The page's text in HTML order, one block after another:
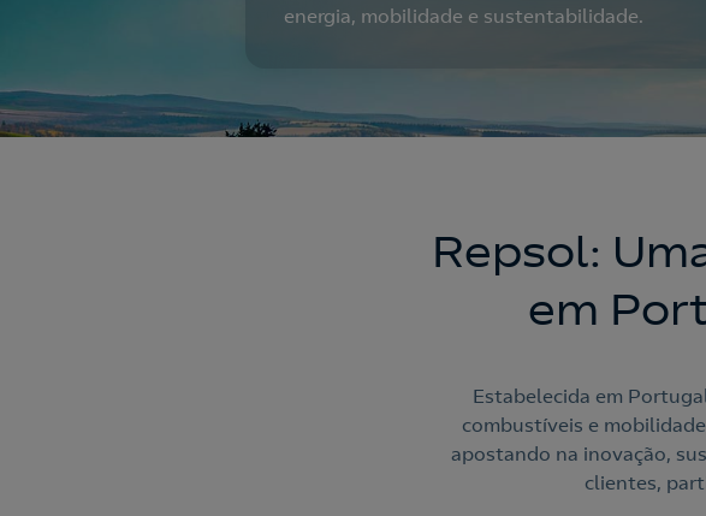
energia, mobilidade e sustentabilidade.
Repsol:
em
Estabelecida em
combustíveis e
apostando na inovação,
clientes,